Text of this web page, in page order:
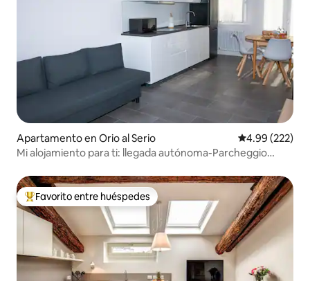
Apartamento en Orio al Serio Calificación
4.99 (222)
Mi alojamiento para ti: llegada autónoma-Parcheggio
Favorito entre huéspedes preferido
Favorito entre huéspedes